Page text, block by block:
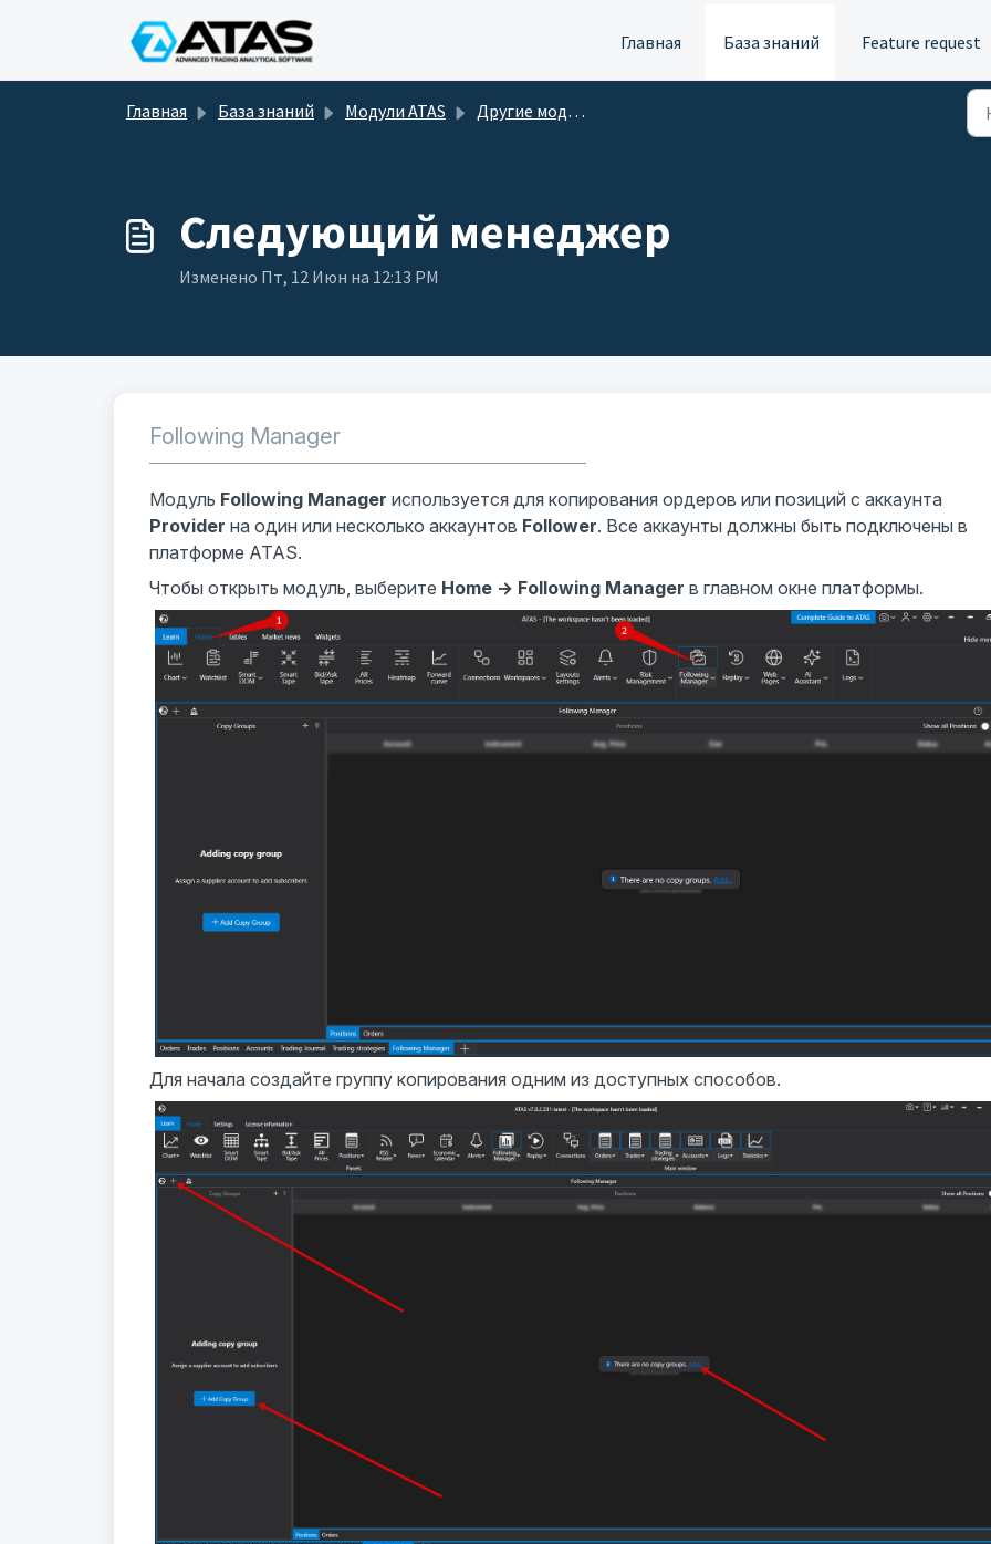
Главная
База знаний Feature request
Главная База знаний Модули ATAS Другие модули ATAS
Следующий менеджер
Изменено Пт, 12 Июн на 12:13 PM
Following Manager
Модуль Following Manager используется для копирования ордеров или позиций с аккаунта
Provider на один или несколько аккаунтов Follower. Все аккаунты должны быть подключены в
платформе ATAS.
Чтобы открыть модуль, выберите Home → Following Manager в главном окне платформы.
Для начала создайте группу копирования одним из доступных способов.